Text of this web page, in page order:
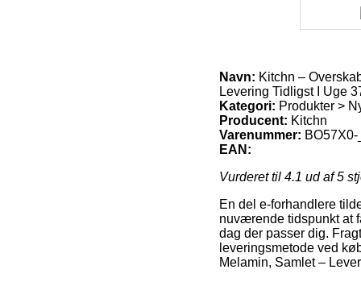
Navn: Kitchn –
Levering Tidligst I Uge
Kategori: Produkter >
Producent: Kitchn
Varenummer:
EAN:
Vurderet til 4.1 ud af 5
En del e-forhandlere
nuværende tidspunkt at
dag der passer dig.
leveringsmetode ved
Melamin, Samlet –